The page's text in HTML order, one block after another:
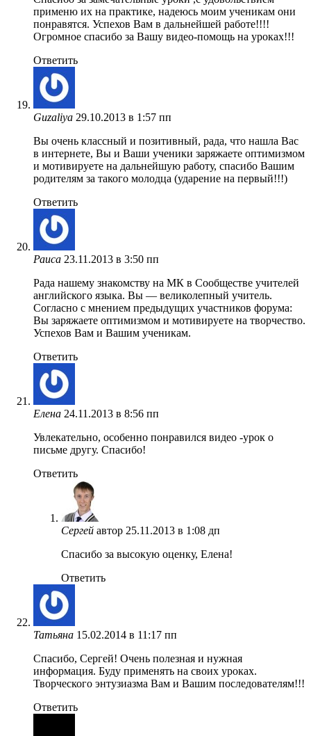
применю их на практике, надеюсь моим ученикам они
понравятся. Успехов Вам в дальнейшей работе!!!!
Огромное спасибо за Вашу видео-помощь на уроках!!!
Ответить
Guzaliya 29.10.2013 в 1:57 пп
Вы очень классный и позитивный, рада, что нашла Вас
в интернете, Вы и Ваши ученики заряжаете оптимизмом
и мотивируете на дальнейшую работу, спасибо Вашим
родителям за такого молодца (ударение на первый!!!)
Ответить
Раиса 23.11.2013 в 3:50 пп
Рада нашему знакомству на МК в Сообществе учителей
английского языка. Вы — великолепный учитель.
Согласно с мнением предыдущих участников форума:
Вы заряжаете оптимизмом и мотивируете на творчество.
Успехов Вам и Вашим ученикам.
Ответить
Елена 24.11.2013 в 8:56 пп
Увлекательно, особенно понравился видео -урок о
письме другу. Спасибо!
Ответить
Сергей автор 25.11.2013 в 1:08 дп
Спасибо за высокую оценку, Елена!
Ответить
Татьяна 15.02.2014 в 11:17 пп
Спасибо, Сергей! Очень полезная и нужная
информация. Буду применять на своих уроках.
Творческого энтузиазма Вам и Вашим последователям!!!
Ответить